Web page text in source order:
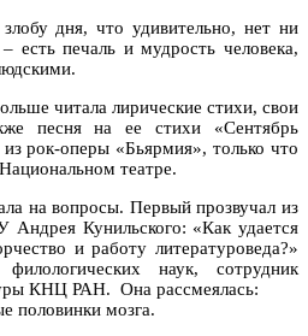
дня, что удивительно, нет ни
есть печаль и мудрость человека,
читала лирические стихи, свои
песня на ее стихи «Сентябрь
рок-оперы «Бьярмия», только что
театре.
на вопросы. Первый прозвучал из
Андрея Кунильского: «Как удается
и работу литературоведа?»
наук, сотрудник
КНЦ РАН. Она рассмеялась:
половинки мозга.